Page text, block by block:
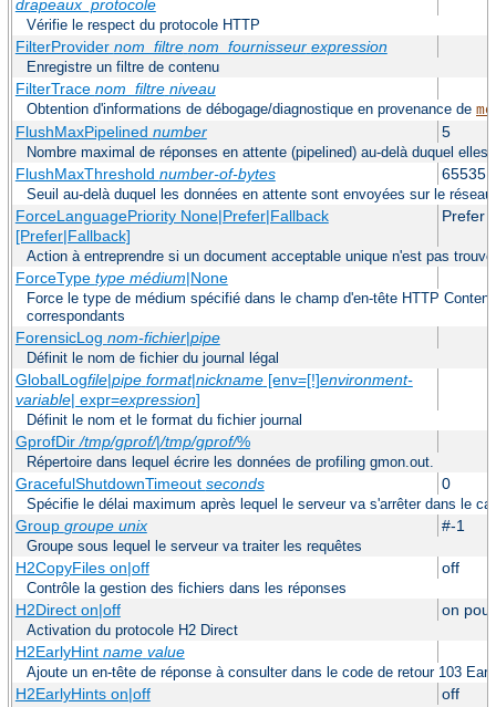
drapeaux_protocole
Vérifie le respect du protocole HTTP
FilterProvider nom_filtre nom_fournisseur expression
Enregistre un filtre de contenu
FilterTrace nom_filtre niveau
Obtention d'informations de débogage/diagnostique en provenance de
FlushMaxPipelined number 5
Nombre maximal de réponses en attente (pipelined) au-delà duquel
FlushMaxThreshold number-of-bytes 65535
Seuil au-delà duquel les données en attente sont envoyées sur le réseau
ForceLanguagePriority None|Prefer|Fallback
[Prefer|Fallback]
Prefer
Action à entreprendre si un document acceptable unique n'est pas trouvé
ForceType type médium|None
Force le type de médium spécifié dans le champ d'en-tête HTTP
correspondants
ForensicLog nom-fichier|pipe
Définit le nom de fichier du journal légal
GlobalLogfile|pipe format|nickname[env=[!]environment-
variable| expr=expression]
Définit le nom et le format du fichier journal
GprofDir/tmp/gprof/|/tmp/gprof/%
Répertoire dans lequel écrire les données de profiling gmon.out.
GracefulShutdownTimeout seconds 0
Spécifie le délai maximum après lequel le serveur va s'arrêter dans le
Group groupe unix #-1
Groupe sous lequel le serveur va traiter les requêtes
H2CopyFiles on|off off
Contrôle la gestion des fichiers dans les réponses
H2Direct on|off on
Activation du protocole H2 Direct
H2EarlyHint name value
Ajoute un en-tête de réponse à consulter dans le code de retour 103
H2EarlyHints on|off off